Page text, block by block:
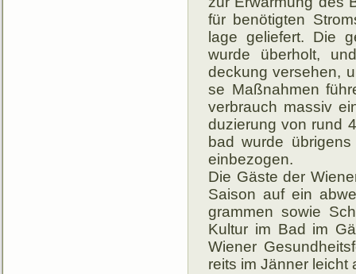
für be­nö­tig­ten
lage ge­lie­fert. Die
wurde über­holt,
deckung ver­sehen,
se Maß­nahmen
ver­brauch mas­siv
du­zie­rung von rund
bad wurde
ein­bezogen.
Die Gäste der
Saison auf ein
gram­men so­wie
Kul­tur im Bad im
Wie­ner
reits im Jän­ner leicht